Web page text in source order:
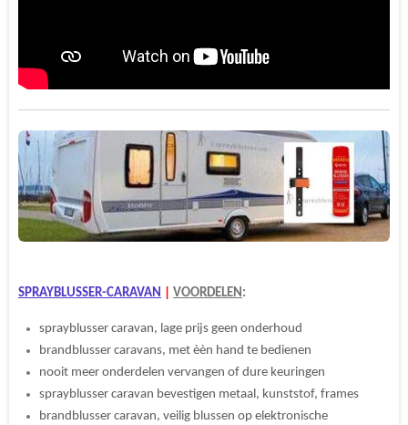
SPRAYBLUSSER-CARAVAN VOORDELEN:
sprayblusser caravan, lage prijs geen onderhoud
brandblusser caravans, met èèn hand te bedienen
nooit meer onderdelen vervangen of dure keuringen
sprayblusser caravan bevestigen metaal, kunststof, frames
brandblusser caravan, veilig blussen op elektronische